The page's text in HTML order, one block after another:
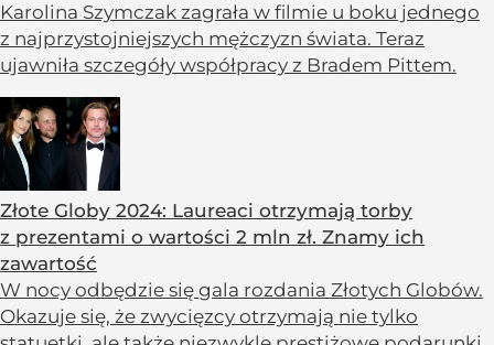
Karolina Szymczak zagrała w filmie u boku jednego
z najprzystojniejszych mężczyzn świata. Teraz
ujawniła szczegóły współpracy z Bradem Pittem.
Złote Globy 2024: Laureaci otrzymają torby
z prezentami o wartości 2 mln zł. Znamy ich
zawartość
W nocy odbędzie się gala rozdania Złotych Globów.
Okazuje się, że zwycięzcy otrzymają nie tylko